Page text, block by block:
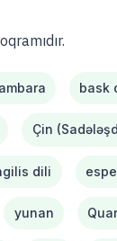
bask
Çin
dili
yunan